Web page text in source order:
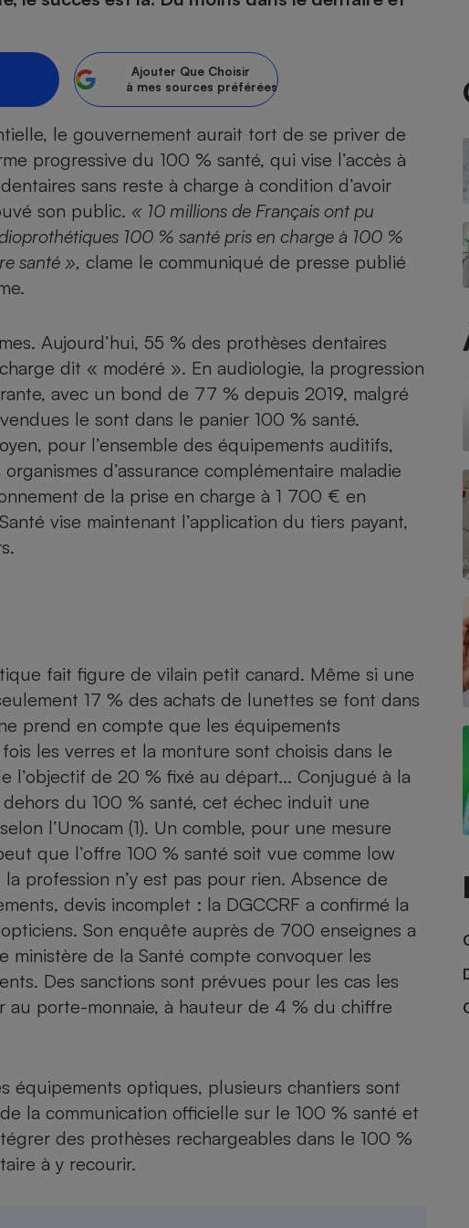
Ajouter Que Choisir
à mes sources préférées
le gouvernement aurait tort de se priver de
progressive du 100 % santé, qui vise l’accès à
sans reste à charge à condition d’avoir
son public. « 10 millions de Français ont pu
100 % santé pris en charge à 100 %
santé », clame le communiqué de presse publié
Aujourd’hui, 55 % des prothèses dentaires
dit « modéré ». En audiologie, la progression
avec un bond de 77 % depuis 2019, malgré
vendues le sont dans le panier 100 % santé.
pour l’ensemble des équipements auditifs,
d’assurance complémentaire maladie
de la prise en charge à 1 700 € en
vise maintenant l’application du tiers payant,
fait figure de vilain petit canard. Même si une
17 % des achats de lunettes se font dans
prend en compte que les équipements
les verres et la monture sont choisis dans le
l’objectif de 20 % fixé au départ... Conjugué à la
du 100 % santé, cet échec induit une
l’Unocam (1). Un comble, pour une mesure
que l’offre 100 % santé soit vue comme low
profession n’y est pas pour rien. Absence de
devis incomplet : la DGCCRF a confirmé la
Son enquête auprès de 700 enseignes a
ministère de la Santé compte convoquer les
Des sanctions sont prévues pour les cas les
au porte-monnaie, à hauteur de 4 % du chiffre
équipements optiques, plusieurs chantiers sont
la communication officielle sur le 100 % santé et
des prothèses rechargeables dans le 100 %
à y recourir.
Foie gras
bouteille de champagne
Banque en ligne
Banque en ligne
- Réparation
auto
- Drive
congélateur
à induction
aspirante
mobile
balai
automatique
cuiseur
vapeur
- Ustensile
Lave-vaisselle
à
Four encastrable
-
Aspirateur
- Gaz
Panneaux
photovoltaïques
audio
de son
multifonction
portable
Ordinateur portable
-
Appareil photo
numérique
pression
robot
à granulés
électrique
Électricité - Gaz
-
Lessive
Comparateur des devis d’opticiens
- Médicament
Crème solaire
Obsèques - Pompes
funèbres
pour bébé
votre